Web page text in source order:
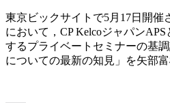
東京ビックサイトで5月17日開催
において，CP Kelcoジャパン
するプライベートセミナーの基
についての最新の知見」を矢部